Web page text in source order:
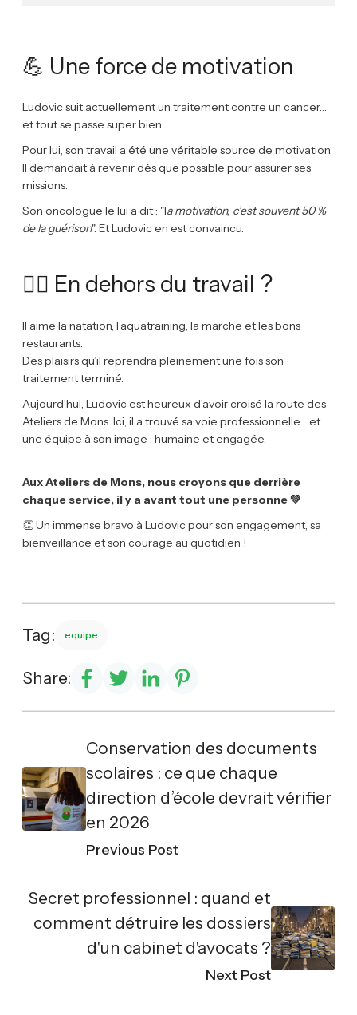
💪 Une force de motivation
Ludovic suit actuellement un traitement contre un cancer…
et tout se passe super bien.
Pour lui, son travail a été une véritable source de motivation.
Il demandait à revenir dès que possible pour assurer ses
missions.
Son oncologue le lui a dit : "la motivation, c’est souvent 50 %
de la guérison". Et Ludovic en est convaincu.
🏊‍♂️ En dehors du travail ?
Il aime la natation, l’aquatraining, la marche et les bons
restaurants.
Des plaisirs qu’il reprendra pleinement une fois son
traitement terminé.
Aujourd’hui, Ludovic est heureux d’avoir croisé la route des
Ateliers de Mons. Ici, il a trouvé sa voie professionnelle… et
une équipe à son image : humaine et engagée.
Aux Ateliers de Mons, nous croyons que derrière
chaque service, il y a avant tout une personne 💚
👏 Un immense bravo à Ludovic pour son engagement, sa
bienveillance et son courage au quotidien !
Tag: equipe
Share:
Conservation des documents
scolaires : ce que chaque
direction d’école devrait vérifier
en 2026
Previous Post
Secret professionnel : quand et
comment détruire les dossiers
d'un cabinet d'avocats ?
Next Post